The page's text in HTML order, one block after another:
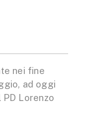
nei fine
ad oggi
PD Lorenzo